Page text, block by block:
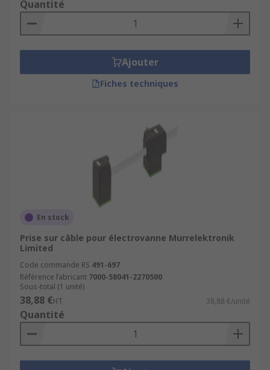
Quantité
Ajouter
Fiches techniques
En stock
Prise sur câble pour électrovanne Murrelektronik
Limited
Code commande RS 491-697
Référence fabricant 7000-58041-2270500
Sous-total (1 unité)
38,88 €HT 38,88 €/unité
Quantité